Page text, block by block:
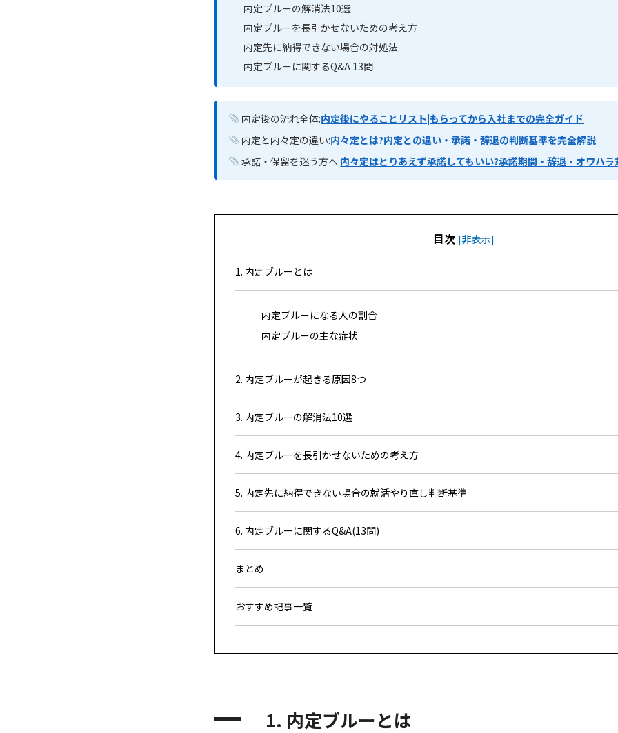
内定ブルーの解消法10選
内定ブルーを長引かせないための考え方
内定先に納得できない場合の対処法
内定ブルーに関するQ&A 13問
内定後の流れ全体:内定後にやることリスト|もらってから入社までの完全ガイド
内定と内々定の違い:内々定とは?内定との違い・承諾・辞退の判断基準を完全解説
承諾・保留を迷う方へ:内々定はとりあえず承諾してもいい?承諾期間・辞退・オワハラ
目次 [非表示]
1. 内定ブルーとは
内定ブルーになる人の割合
内定ブルーの主な症状
2. 内定ブルーが起きる原因8つ
3. 内定ブルーの解消法10選
4. 内定ブルーを長引かせないための考え方
5. 内定先に納得できない場合の就活やり直し判断基準
6. 内定ブルーに関するQ&A(13問)
まとめ
おすすめ記事一覧
1. 内定ブルーとは